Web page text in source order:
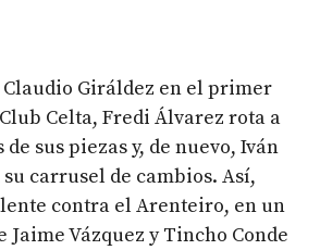
Claudio Giráldez en el primer
Celta, Fredi Álvarez rota a
sus piezas y, de nuevo, Iván
carrusel de cambios. Así,
contra el Arenteiro, en un
Vázquez y Tincho Conde